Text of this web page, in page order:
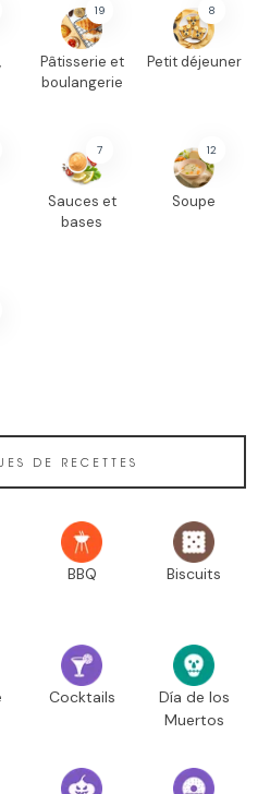
19
Pâtisserie et
boulangerie
8
Petit déjeuner
7
Sauces et
bases
12
Soupe
DE RECETTES
BBQ Biscuits
Cocktails
Día de los
Muertos